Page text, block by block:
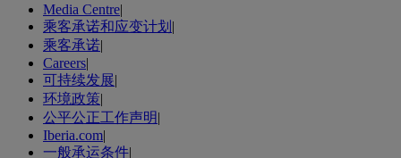
Media Centre|
乘客承诺和应变计划 |
乘客承诺|
Careers|
可持续发展|
环境政策|
公平公正工作声明|
Iberia.com|
一般承运条件|